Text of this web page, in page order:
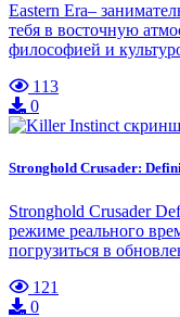
Eastern Era–
тебя в восточную
философией и
113
0
Stronghold Crusader:
Stronghold Crusader
режиме реального
погрузиться в
121
0